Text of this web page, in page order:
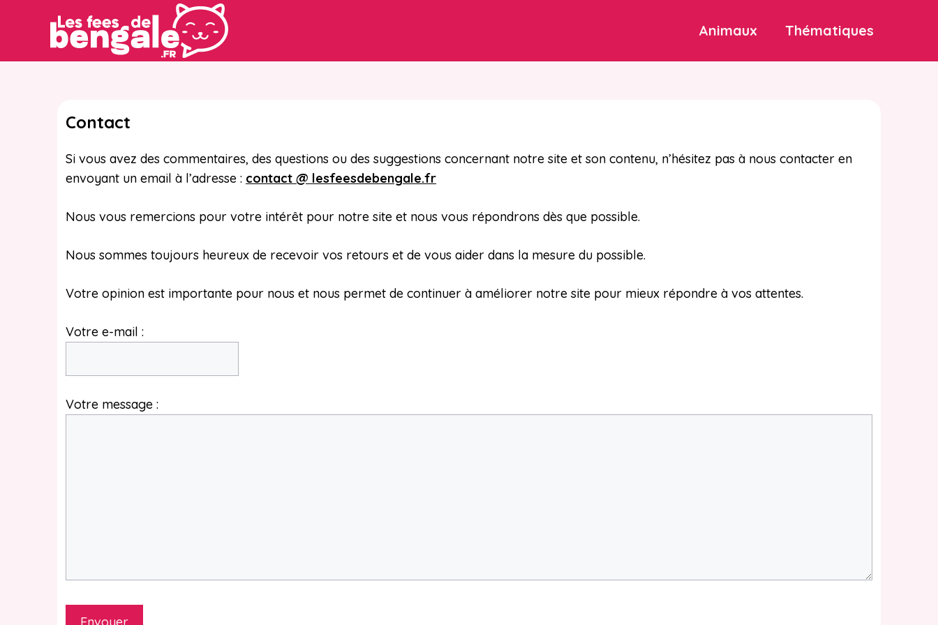
Animaux Thématiques
Contact
Si vous avez des commentaires, des questions ou des suggestions concernant notre site et son contenu, n’hésitez pas à nous contacter en
envoyant un email à l’adresse : contact @ lesfeesdebengale.fr
Nous vous remercions pour votre intérêt pour notre site et nous vous répondrons dès que possible.
Nous sommes toujours heureux de recevoir vos retours et de vous aider dans la mesure du possible.
Votre opinion est importante pour nous et nous permet de continuer à améliorer notre site pour mieux répondre à vos attentes.
Votre e-mail :
Votre message :